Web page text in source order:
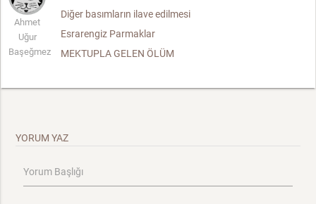
Ahmet
Uğur
Başeğmez
Diğer basımların ilave edilmesi
Esrarengiz Parmaklar
MEKTUPLA GELEN ÖLÜM
YORUM YAZ
Yorum Başlığı